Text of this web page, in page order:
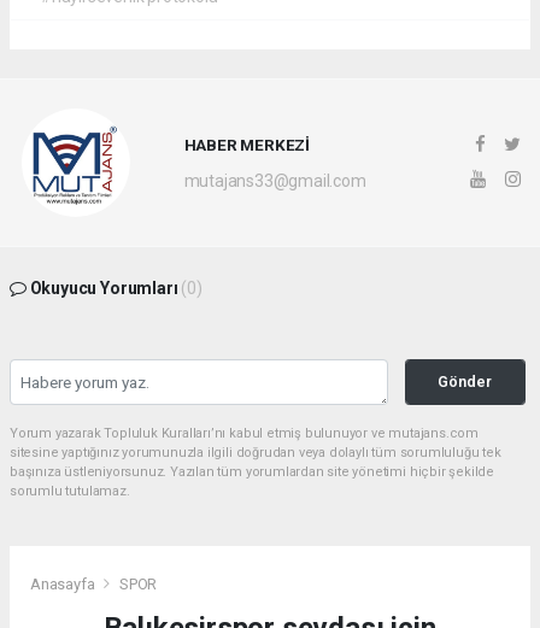
HABER MERKEZİ
mutajans33@gmail.com
Okuyucu Yorumları (0)
Gönder
Yorum yazarak Topluluk Kuralları’nı kabul etmiş bulunuyor ve mutajans.com
sitesine yaptığınız yorumunuzla ilgili doğrudan veya dolaylı tüm sorumluluğu tek
başınıza üstleniyorsunuz. Yazılan tüm yorumlardan site yönetimi hiçbir şekilde
sorumlu tutulamaz.
Anasayfa SPOR